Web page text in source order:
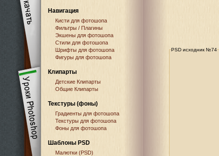
Навигация
Кисти для фотошопа
Фильтры / Плагины
Экшены для фотошопа
Стили для фотошопа
Шрифты для фотошопа
Фигуры для фотошопа
Клипарты
Детские Клипарты
Общие Клипарты
Текстуры (фоны)
Градиенты для фотошопа
Текстуры для фотошопа
Фоны для фотошопа
Шаблоны PSD
Малютки (PSD)
PSD исходник №74